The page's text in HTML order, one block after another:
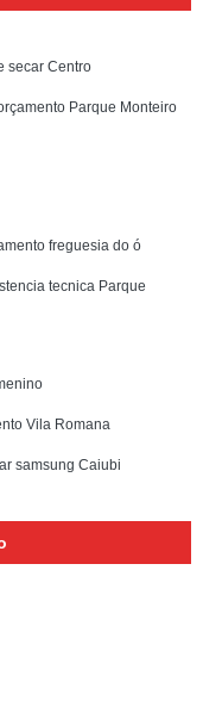
secar Centro
Parque Monteiro
freguesia do ó
tecnica Parque
Vila Romana
samsung Caiubi